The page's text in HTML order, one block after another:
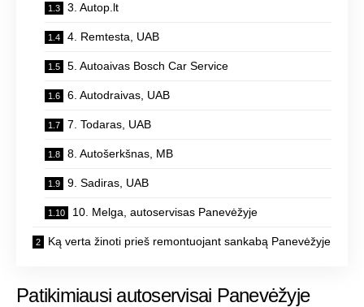
3. Autop.lt
4. Remtesta, UAB
5. Autoaivas Bosch Car Service
6. Autodraivas, UAB
7. Todaras, UAB
8. Autošerkšnas, MB
9. Sadiras, UAB
10. Melga, autoservisas Panevėžyje
Ką verta žinoti prieš remontuojant sankabą Panevėžyje
Patikimiausi autoservisai Panevėžyje